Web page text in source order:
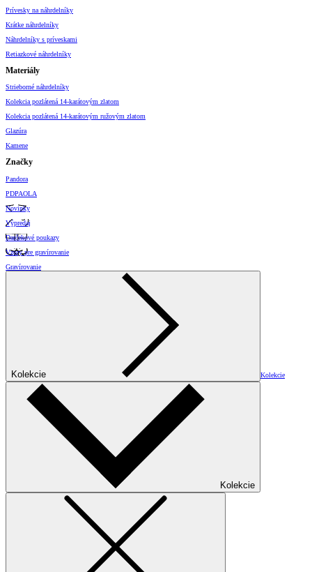
Prívesky na náhrdelníky
Krátke náhrdelníky
Náhrdelníky s príveskami
Retiazkové náhrdelníky
Materiály
Strieborné náhrdelníky
Kolekcia pozlátená 14-karátovým zlatom
Kolekcia pozlátená 14-karátovým ružovým zlatom
Glazúra
Kamene
Značky
Pandora
PDPAOLA
Novinky
Výpredaj
Darčekové poukazy
Vzory pre gravírovanie
Gravírovanie
Kolekcie Kolekcie
Kolekcie